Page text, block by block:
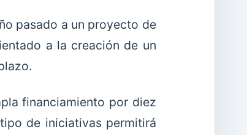
pasado a un proyecto de
a la creación de un
financiamiento por diez
de iniciativas permitirá